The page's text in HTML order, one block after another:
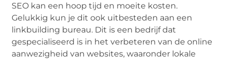
SEO kan een hoop tijd en moeite kosten.
Gelukkig kun je dit ook uitbesteden aan een
linkbuilding bureau. Dit is een bedrijf dat
gespecialiseerd is in het verbeteren van de online
aanwezigheid van websites, waaronder lokale